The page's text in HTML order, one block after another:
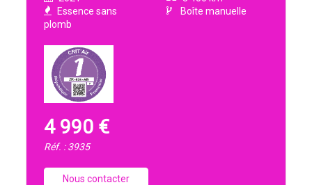
Essence sans
plomb
Boîte manuelle
4 990 €
Réf. : 3935
Nous contacter